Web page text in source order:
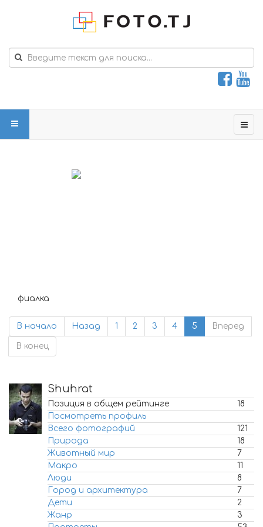
фиалка
В начало Назад 1 2 3 4 5 Вперед
В конец
Shuhrat
Позиция в общем рейтинге
18
Посмотреть профиль
Всего фотографий
121
Природа
18
Животный мир
7
Макро
11
Люди
8
Город и архитектура
7
Дети
2
Жанр
3